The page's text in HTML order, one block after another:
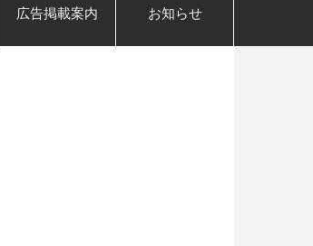
広告掲載案内 お知らせ